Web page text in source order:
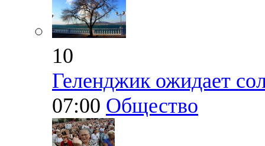
10
Геленджик ожидает
07:00 Общество